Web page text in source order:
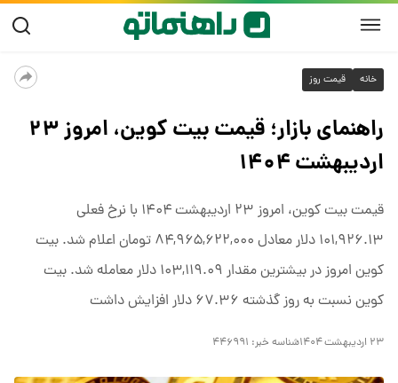
خانه قیمت روز
راهنمای بازار؛ قیمت بیت کوین، امروز ۲۳
اردیبهشت ۱۴۰۴
قیمت بیت کوین، امروز ۲۳ اردیبهشت ۱۴۰۴ با نرخ فعلی
۱۰۱,۹۲۶.۱۳ دلار معادل ۸۴,۹۶۵,۶۲۲,۰۰۰ تومان اعلام شد. بیت
کوین امروز در بیشترین مقدار ۱۰۳,۱۱۹.۰۹ دلار معامله شد. بیت
کوین نسبت به روز گذشته ۶۷.۳۶ دلار افزایش داشت
۲۳ اردیبهشت ۱۴۰۴ شناسه خبر: ۴۴۶۹۹۱